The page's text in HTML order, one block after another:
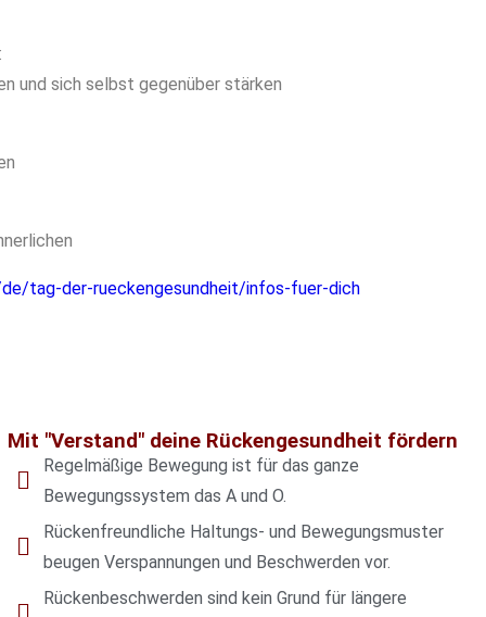
und sich selbst gegenüber stärken
tag-der-rueckengesundheit/infos-fuer-dich
Mit "Verstand" deine Rückengesundheit fördern
Regelmäßige Bewegung ist für das ganze
Bewegungssystem das A und O.
Rückenfreundliche Haltungs- und Bewegungsmuster
beugen Verspannungen und Beschwerden vor.
Rückenbeschwerden sind kein Grund für längere